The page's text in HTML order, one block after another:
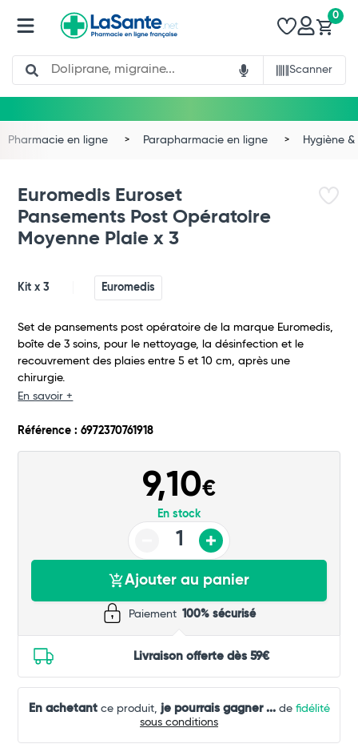
Search
Scanner
0
Total
Pharmacie en ligne Parapharmacie en ligne Hygiène
Euromedis Euroset
Pansements Post Opératoire
Moyenne Plaie x 3
Kit x 3 Euromedis
Set de pansements post opératoire de la marque Euromedis,
boîte de 3 soins, pour le nettoyage, la désinfection et le
recouvrement des plaies entre 5 et 10 cm, après une
chirurgie.
En savoir +
Référence : 6972370761918
9,10€
En stock
Ajouter au panier
Paiement 100% sécurisé
Livraison offerte dès 59€
En achetantce produit, je pourrais gagner ...de fidélité
sous conditions